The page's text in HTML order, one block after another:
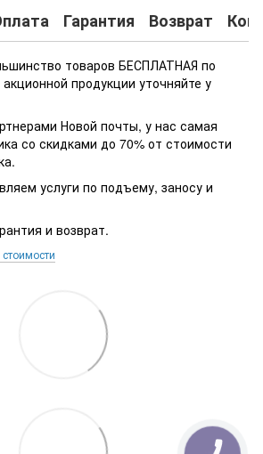
Гарантия Возврат
товаров БЕСПЛАТНАЯ по
продукции уточняйте у
Новой почты, у нас самая
со скидками до 70% от стоимости
услуги по подъему, заносу и
и возврат.